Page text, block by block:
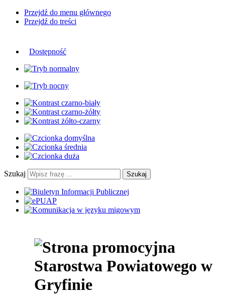
Przejdź do menu głównego
Przejdź do treści
Dostępność
Szukaj Szukaj